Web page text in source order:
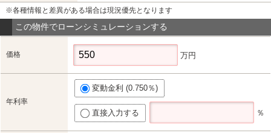
※各種情報と差異がある場合は現況優先となります
この物件でローンシミュレーションする
価格 万円
年利率
変動金利 (0.750％)
直接入力する ％